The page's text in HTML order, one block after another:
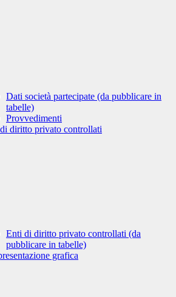
Dati società partecipate (da pubblicare in
tabelle)
Provvedimenti
diritto privato controllati
Enti di diritto privato controllati (da
pubblicare in tabelle)
grafica